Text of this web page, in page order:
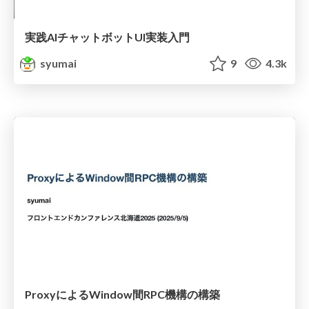
実践AIチャットボットUI実装入門
syumai
9 4.3k
ProxyによるWindow間RPC機構の構築